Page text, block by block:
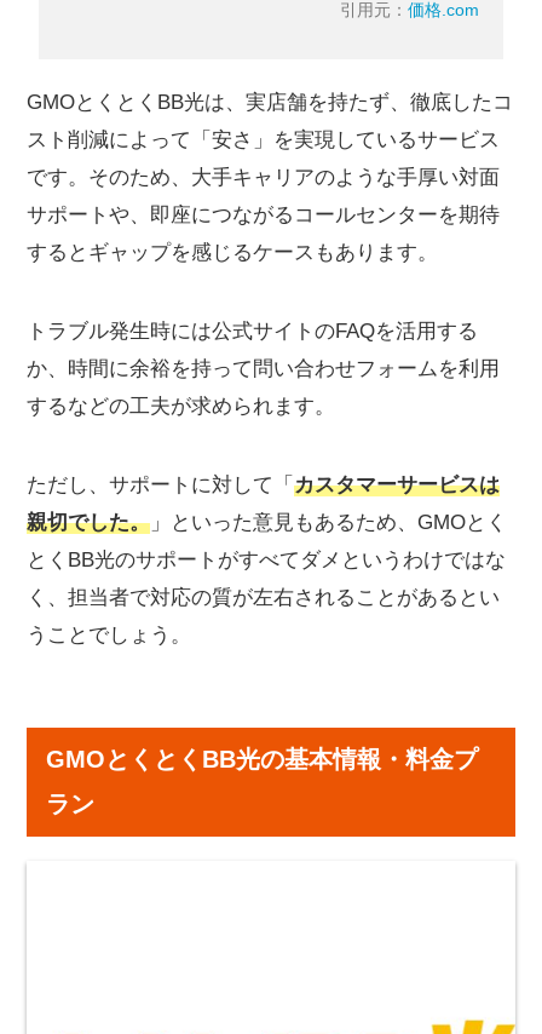
引用元： 価格.com
GMOとくとくBB光は、実店舗を持たず、徹底したコ
スト削減によって「安さ」を実現しているサービス
です。そのため、大手キャリアのような手厚い対面
サポートや、即座につながるコールセンターを期待
するとギャップを感じるケースもあります。
トラブル発生時には公式サイトのFAQを活用する
か、時間に余裕を持って問い合わせフォームを利用
するなどの工夫が求められます。
ただし、サポートに対して「 カスタマーサービスは
親切でした。 」といった意見もあるため、GMOとく
とくBB光のサポートがすべてダメというわけではな
く、担当者で対応の質が左右されることがあるとい
うことでしょう。
GMOとくとくBB光の基本情報・料金プ
ラン